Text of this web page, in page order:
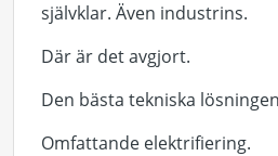
självklar. Även industrins.
Där är det avgjort.
Den bästa tekniska
Omfattande elektrifiering.